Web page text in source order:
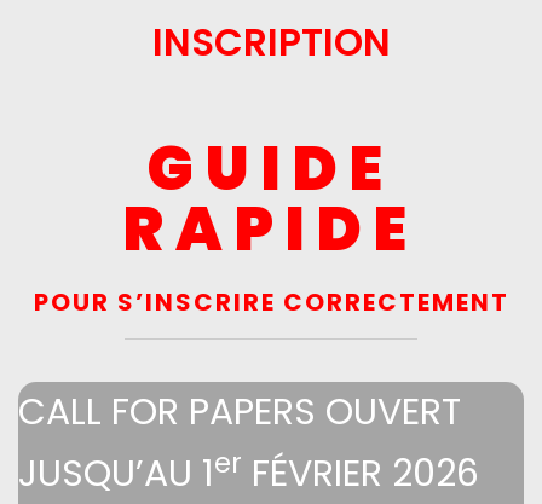
INSCRIPTION
GUIDE
RAPIDE
POUR S’INSCRIRE CORRECTEMENT
CALL FOR PAPERS OUVERT
JUSQU’AU 1er FÉVRIER 2026